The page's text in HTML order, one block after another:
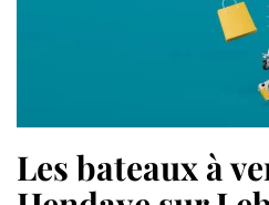
Les bateaux à